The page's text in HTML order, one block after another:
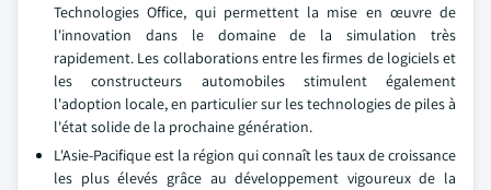
Technologies Office, qui permettent la mise en œuvre de
l'innovation dans le domaine de la simulation très
rapidement. Les collaborations entre les firmes de logiciels et
les constructeurs automobiles stimulent également
l'adoption locale, en particulier sur les technologies de piles à
l'état solide de la prochaine génération.
L'Asie-Pacifique est la région qui connaît les taux de croissance
les plus élevés grâce au développement vigoureux de la